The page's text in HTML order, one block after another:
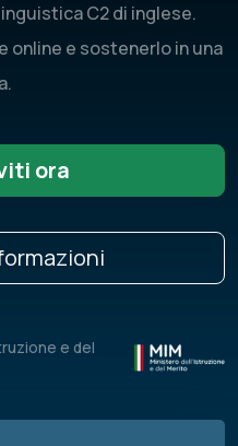
C2 di inglese.
online e sostenerlo in una
ora
e del